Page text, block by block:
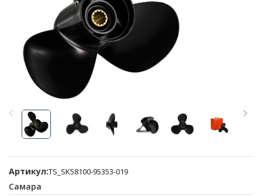
Артикул:TS_SK58100-95353-019
Самара